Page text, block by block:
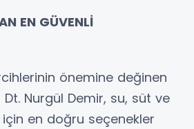
EN GÜVENLİ
önemine değinen
Nurgül Demir, su, süt ve
en doğru seçenekler